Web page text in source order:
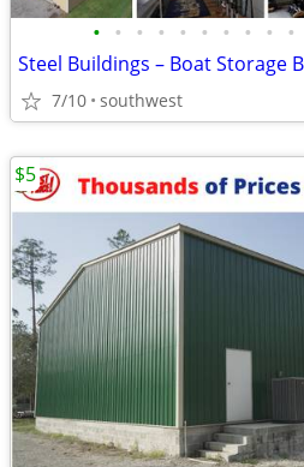
• • • • • • • • • •
Steel Buildings – Boat Storage
7/10 southwest
$5